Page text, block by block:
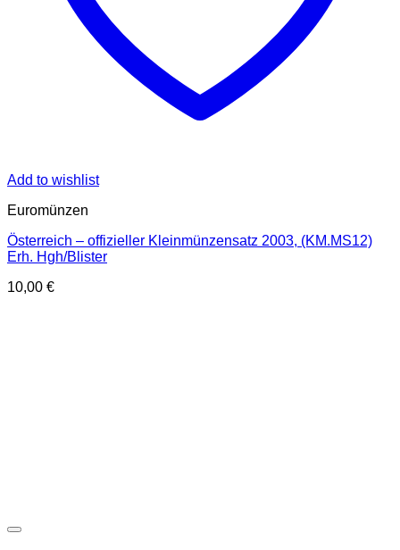
Add to wishlist
Euromünzen
Österreich – offizieller Kleinmünzensatz 2003, (KM.MS12)
Erh. Hgh/Blister
10,00 €